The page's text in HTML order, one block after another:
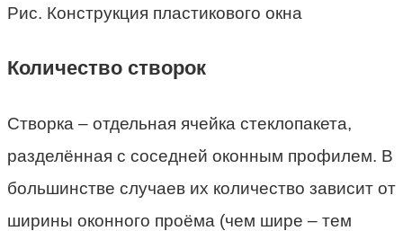
Рис. Конструкция пластикового окна
Количество створок
Створка – отдельная ячейка стеклопакета,
разделённая с соседней оконным профилем. В
большинстве случаев их количество зависит от
ширины оконного проёма (чем шире – тем